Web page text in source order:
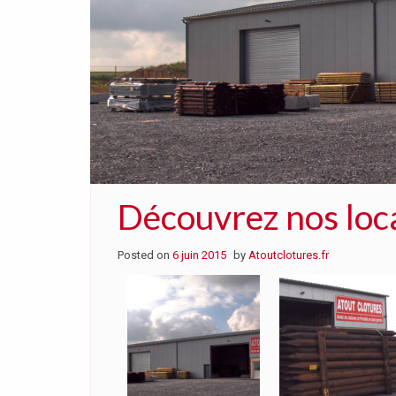
Découvrez nos
Posted on 6 juin 2015 by Atoutclotures.fr